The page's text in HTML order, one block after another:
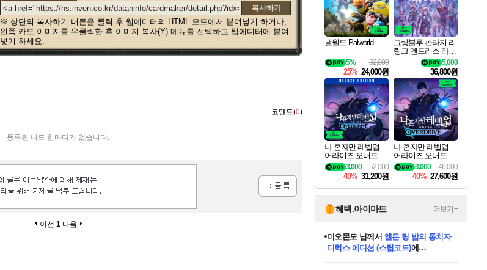
복사하기
※ 상단의 복사하기 버튼을 클릭 후 웹에디터의 HTML 모드에서 붙여넣기 하거나,
왼쪽 카드 이미지를 우클릭한 후 이미지 복사(Y) 메뉴를 선택하고 웹에디터에 붙여
넣기 하세요.
코멘트(0)
등록된 나도 한마디가 없습니다.
이전 1 다음
팰월드 Palworld
32,000
5%
25% 24,000원
그랑블루 판타지 리
링크 엔드리스 라그
나로크 업그레이드
킷 Granblue Fantasy
Relink Endless Ragn
arok Upgrade Kit DL
C
5,000
36,800원
나 혼자만 레벨업
어라이즈 오버드라
이브 디럭스 에디션
Solo Leveling Arise
Overdrive Deluxe Edi
tion
52,000
3,000
40% 31,200원
나 혼자만 레벨업
어라이즈 오버드라
이브 Solo Leveling A
rise
46,000
3,000
40% 27,600원
혜택.아이마트 더보기+
미오몬도님께서 엘든 링 밤의 통치자
디럭스 에디션 (스팀코드)에